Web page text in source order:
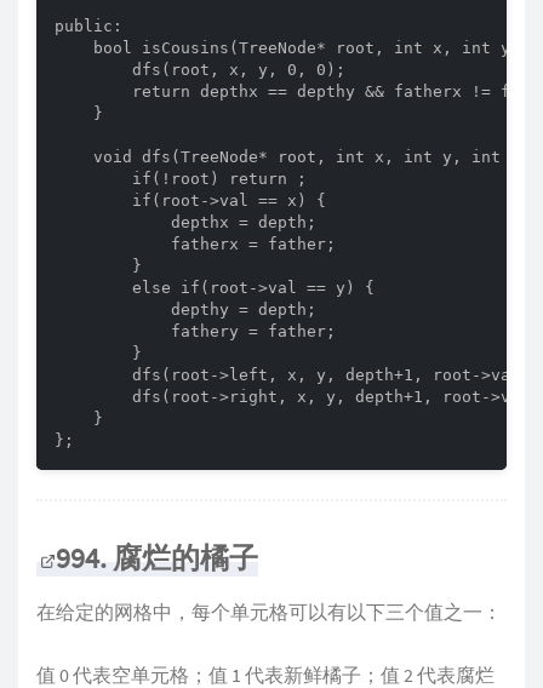
public:
    bool isCousins(TreeNode* root, int x, int y) {
        dfs(root, x, y, 0, 0);
return depthx == depthy && fatherx !=
    }
void dfs(TreeNode* root, int x, int y, int
        if(!root) return ;
        if(root->val == x) {
            depthx = depth;
            fatherx = father;
        }
        else if(root->val == y) {
            depthy = depth;
            fathery = father;
        }
        dfs(root->left, x, y, depth+1, root->val);
dfs(root->right, x, y, depth+1, root-
    }
};
994. 腐烂的橘子
在给定的网格中，每个单元格可以有以下三个值之一：
值 0 代表空单元格；值 1 代表新鲜橘子；值 2 代表腐烂